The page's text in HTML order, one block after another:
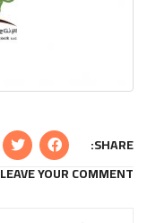
SHARE:
LEAVE YOUR COMMENT